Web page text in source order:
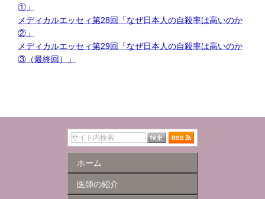
①」
メディカルエッセィ第28回「なぜ日本人の自殺率は高いのか
②」
メディカルエッセィ第29回「なぜ日本人の自殺率は高いのか
③（最終回）」
ホーム
医師の紹介